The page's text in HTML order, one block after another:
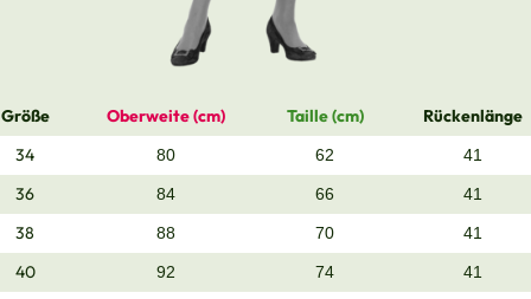
Größe Oberweite (cm) Taille (cm)
Rückenlänge
34
80 62 41
36 84 66 41
38 88 70 41
40 92 74 41